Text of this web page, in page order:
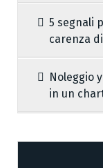
5 segnali
carenza
Noleggio
in un